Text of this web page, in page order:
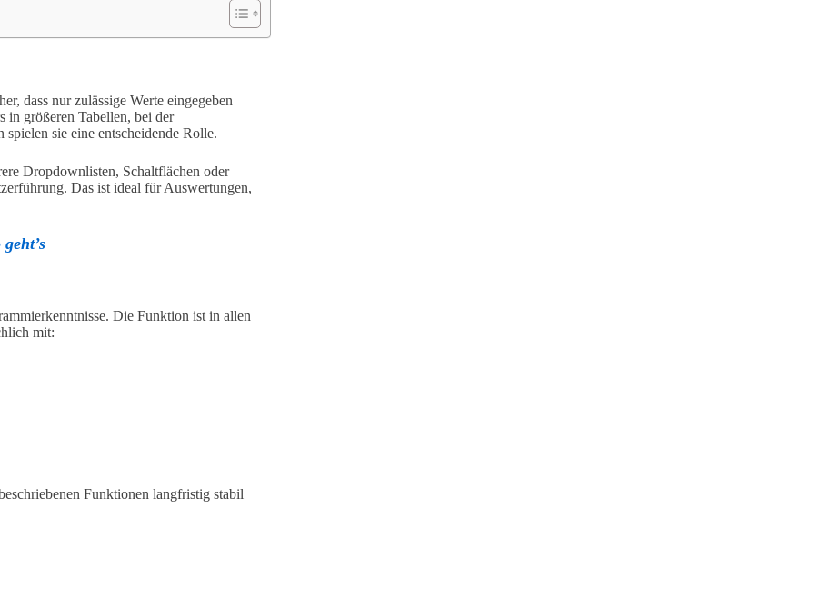
dass nur zulässige Werte eingegeben
in größeren Tabellen, bei der
sie eine entscheidende Rolle.
Dropdownlisten, Schaltflächen oder
Das ist ideal für Auswertungen,
Die Funktion ist in allen
mit:
Funktionen langfristig stabil